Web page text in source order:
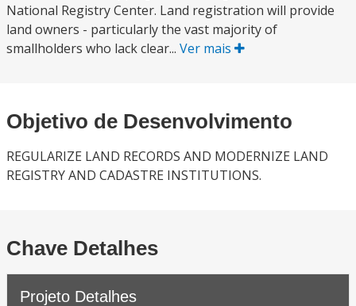
National Registry Center. Land registration will provide
land owners - particularly the vast majority of
smallholders who lack clear... Ver mais
Objetivo de Desenvolvimento
REGULARIZE LAND RECORDS AND MODERNIZE LAND
REGISTRY AND CADASTRE INSTITUTIONS.
Chave Detalhes
Projeto Detalhes